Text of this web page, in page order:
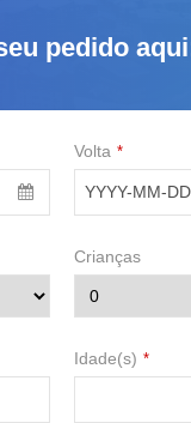
pedido
Volta *
Crianças
Idade(s) *